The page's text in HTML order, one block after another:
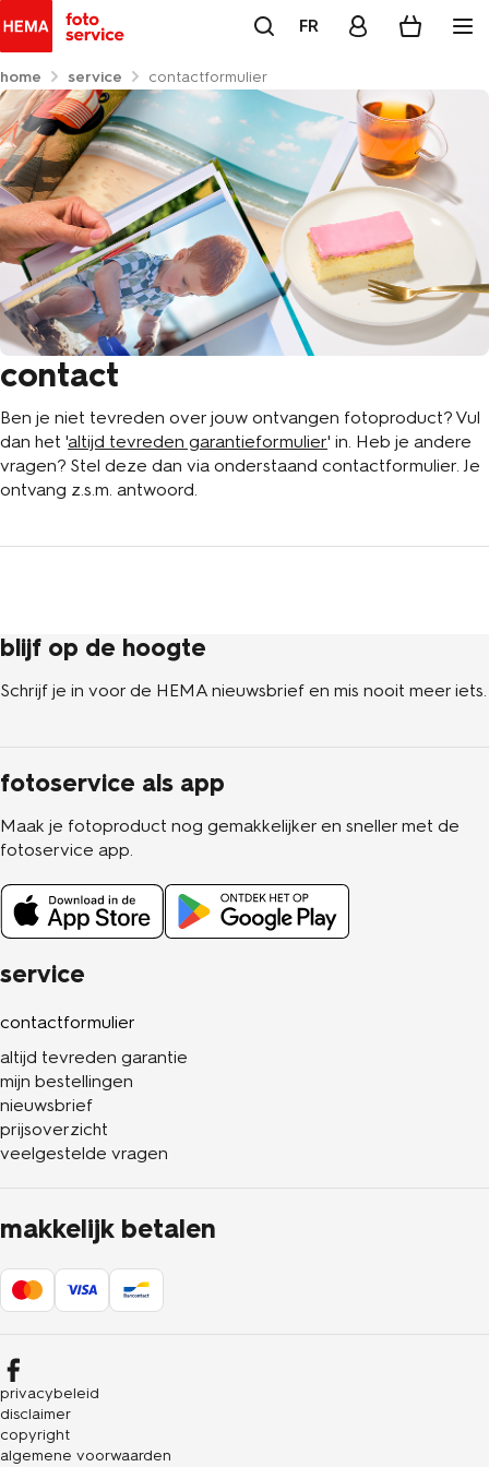
FR
home service contactformulier
contact
Ben je niet tevreden over jouw ontvangen fotoproduct? Vul
dan het 'altijd tevreden garantieformulier' in. Heb je andere
vragen? Stel deze dan via onderstaand contactformulier. Je
ontvang z.s.m. antwoord.
service
contactformulier
altijd tevreden garantie
mijn bestellingen
nieuwsbrief
prijsoverzicht
veelgestelde vragen
makkelijk betalen
blijf op de hoogte
Schrijf je in voor de HEMA nieuwsbrief en mis nooit meer iets.
fotoservice als app
Maak je fotoproduct nog gemakkelijker en sneller met de
fotoservice app.
privacybeleid
disclaimer
copyright
algemene voorwaarden